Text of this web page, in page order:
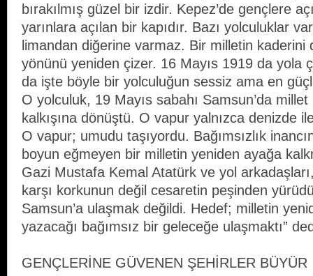
bırakılmış güzel bir izdir. Kepez’de gençlere
yarınlara açılan bir kapıdır. Bazı yolculuklar
limandan diğerine varmaz. Bir milletin kaderini
yönünü yeniden çizer. 16 Mayıs 1919 da yola
da işte böyle bir yolculuğun sessiz ama en
O yolculuk, 19 Mayıs sabahı Samsun’da
kalkışına dönüştü. O vapur yalnızca denizde
O vapur; umudu taşıyordu. Bağımsızlık
boyun eğmeyen bir milletin yeniden ayağa
Gazi Mustafa Kemal Atatürk ve yol
karşı korkunun değil cesaretin peşinden
Samsun’a ulaşmak değildi. Hedef; milletin
yazacağı bağımsız bir geleceğe ulaşmaktı”
GENÇLERİNE GÜVENEN ŞEHİRLER BÜYÜR